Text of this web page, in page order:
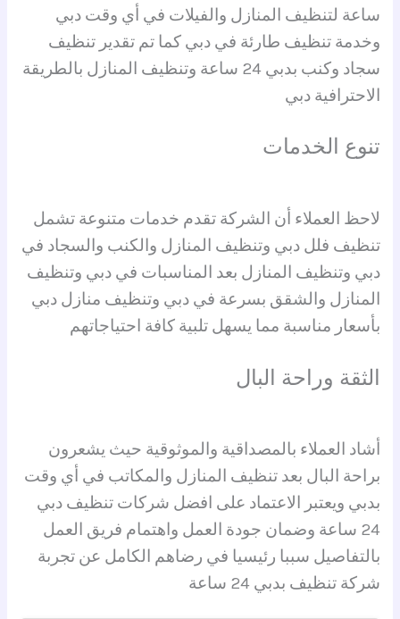
ساعة لتنظيف المنازل والفيلات في أي وقت دبي
وخدمة تنظيف طارئة في دبي كما تم تقدير تنظيف
سجاد وكنب بدبي 24 ساعة وتنظيف المنازل بالطريقة
الاحترافية دبي
تنوع الخدمات
لاحظ العملاء أن الشركة تقدم خدمات متنوعة تشمل
تنظيف فلل دبي وتنظيف المنازل والكنب والسجاد في
دبي وتنظيف المنازل بعد المناسبات في دبي وتنظيف
المنازل والشقق بسرعة في دبي وتنظيف منازل دبي
بأسعار مناسبة مما يسهل تلبية كافة احتياجاتهم
الثقة وراحة البال
أشاد العملاء بالمصداقية والموثوقية حيث يشعرون
براحة البال بعد تنظيف المنازل والمكاتب في أي وقت
بدبي ويعتبر الاعتماد على افضل شركات تنظيف دبي
24 ساعة وضمان جودة العمل واهتمام فريق العمل
بالتفاصيل سببا رئيسيا في رضاهم الكامل عن تجربة
شركة تنظيف بدبي 24 ساعة